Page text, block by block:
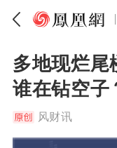
多地现烂尾
谁在钻空子
风财讯